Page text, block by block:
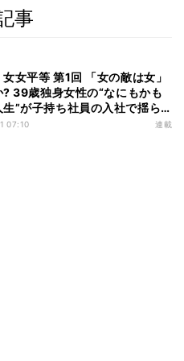
事
女女平等 第1回 「女の敵は女」
? 39歳独身女性の“なにもかも
生”が子持ち社員の入社で揺ら
――
07:10 連載